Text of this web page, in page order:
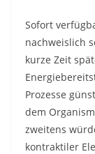
Sofort
nachweislich
kurze Zeit
Prozesse
dem
zweitens
kontraktiler